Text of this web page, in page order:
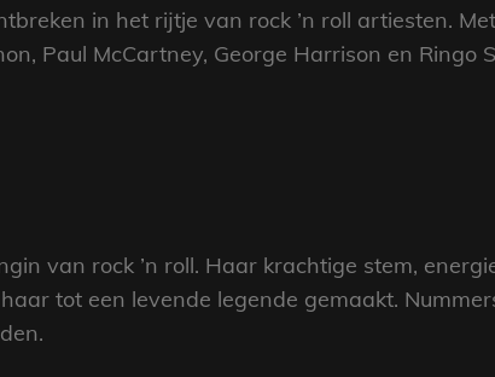
in het rijtje van rock ’n roll artiesten. Met
Paul McCartney, George Harrison en Ringo
van rock ’n roll. Haar krachtige stem,
tot een levende legende gemaakt.